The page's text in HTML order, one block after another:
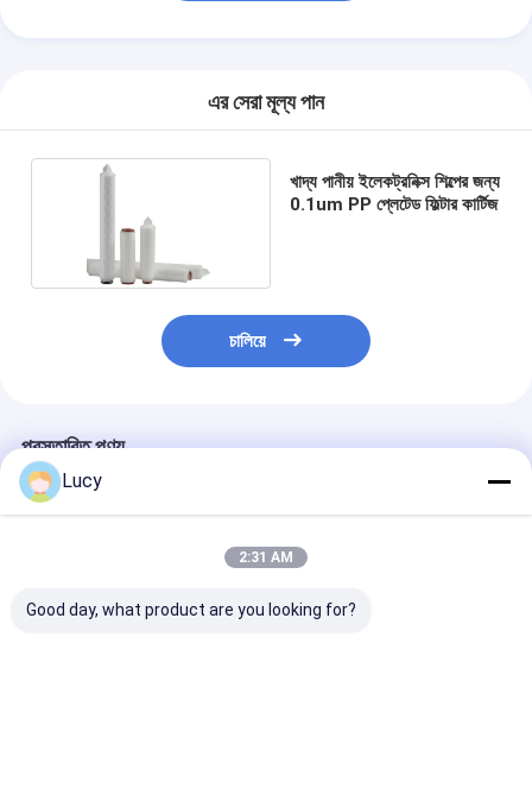
এর সেরা মূল্য পান
খাদ্য পানীয় ইলেকট্রনিক্স শিল্পের জন্য
0.1um PP প্লেটেড ফিল্টার কার্টিজ
চালিয়ে
প্রস্তাবিত পণ্য
Lucy
2:31 AM
Good day, what product are you looking for?